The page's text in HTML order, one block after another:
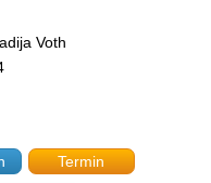
Voth
Termin